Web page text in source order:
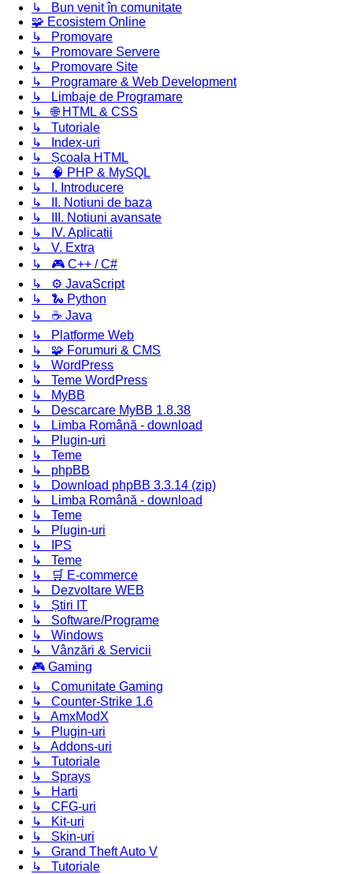
↳ Bun venit în comunitate
🧩 Ecosistem Online
↳ Promovare
↳ Promovare Servere
↳ Promovare Site
↳ Programare & Web Development
↳ Limbaje de Programare
↳ 🌐 HTML & CSS
↳ Tutoriale
↳ Index-uri
↳ Școala HTML
↳ 🧠 PHP & MySQL
↳ I. Introducere
↳ II. Notiuni de baza
↳ III. Notiuni avansate
↳ IV. Aplicatii
↳ V. Extra
↳ 🎮 C++ / C#
↳ ⚙️ JavaScript
↳ 🐍 Python
↳ ☕ Java
↳ Platforme Web
↳ 🧩 Forumuri & CMS
↳ WordPress
↳ Teme WordPress
↳ MyBB
↳ Descarcare MyBB 1.8.38
↳ Limba Română - download
↳ Plugin-uri
↳ Teme
↳ phpBB
↳ Download phpBB 3.3.14 (zip)
↳ Limba Română - download
↳ Teme
↳ Plugin-uri
↳ IPS
↳ Teme
↳ 🛒 E-commerce
↳ Dezvoltare WEB
↳ Știri IT
↳ Software/Programe
↳ Windows
↳ Vânzări & Servicii
🎮 Gaming
↳ Comunitate Gaming
↳ Counter-Strike 1.6
↳ AmxModX
↳ Plugin-uri
↳ Addons-uri
↳ Tutoriale
↳ Sprays
↳ Harti
↳ CFG-uri
↳ Kit-uri
↳ Skin-uri
↳ Grand Theft Auto V
↳ Tutoriale